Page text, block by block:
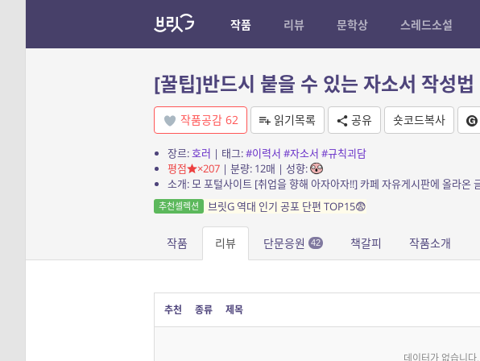
작품 리뷰 문학상 스레드소설
[꿀팁]반드시 붙을 수 있는 자소서 작성법
작품공감 62 읽기목록 공유 숏코드복사
장르:호러 | 태그:#이력서 #자소서 #규칙괴담
평점
×207| 분량: 12매 | 성향:
추천셀렉션 브릿G 역대 인기 공포 단편 TOP15😨
작품 리뷰 단문응원 42 책갈피 작품소개
추천 종류 제목
데이터가 없습니다.